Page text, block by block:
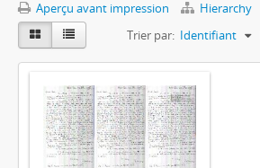
Aperçu avant impression Hierarchy
Trier par: Identifiant